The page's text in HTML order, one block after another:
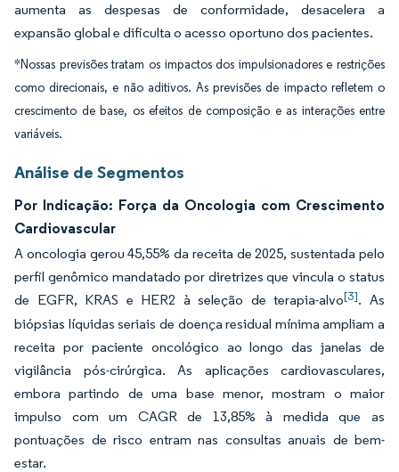
aumenta as despesas de conformidade, desacelera a
expansão global e dificulta o acesso oportuno dos pacientes.
*Nossas previsões tratam os impactos dos impulsionadores e restrições
como direcionais, e não aditivos. As previsões de impacto refletem o
crescimento de base, os efeitos de composição e as interações entre
variáveis.
Análise de Segmentos
Por Indicação: Força da Oncologia com Crescimento
Cardiovascular
A oncologia gerou 45,55% da receita de 2025, sustentada pelo
perfil genômico mandatado por diretrizes que vincula o status
de EGFR, KRAS e HER2 à seleção de terapia-alvo[3]. As
biópsias líquidas seriais de doença residual mínima ampliam a
receita por paciente oncológico ao longo das janelas de
vigilância pós-cirúrgica. As aplicações cardiovasculares,
embora partindo de uma base menor, mostram o maior
impulso com um CAGR de 13,85% à medida que as
pontuações de risco entram nas consultas anuais de bem-
estar.